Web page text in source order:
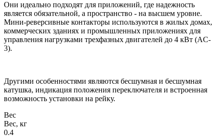
Они идеально подходят для приложений, где надежность
является обязательной, а пространство - на высшем уровне.
Мини-реверсивные контакторы используются в жилых домах,
коммерческих зданиях и промышленных приложениях для
управления нагрузками трехфазных двигателей до 4 кВт (AC-
3).
Другими особенностями являются бесшумная и бесшумная
катушка, индикация положения переключателя и встроенная
возможность установки на рейку.
Вес
Вес, кг
0.4